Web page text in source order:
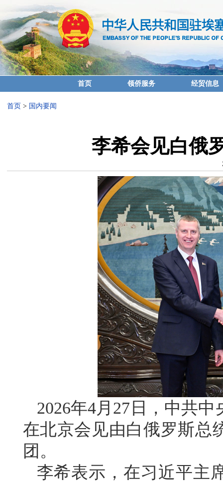
首页 领侨服务 经贸信息
首页 > 国内要闻
李希会见白俄
2026年4月27日，中共
在北京会见由白俄罗斯总
团。
李希表示，在习近平主